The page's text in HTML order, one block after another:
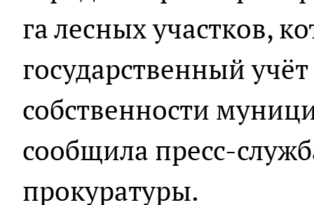
га лесных участков,
государственный
собственности
сообщила пресс-
прокуратуры.